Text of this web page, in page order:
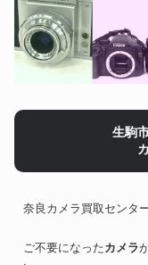
生駒
奈良カメラ買取センタ
ご不要になったカメラ